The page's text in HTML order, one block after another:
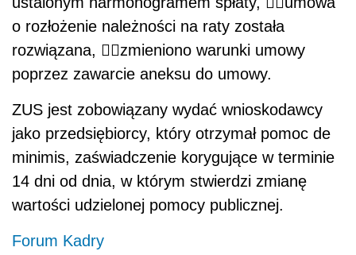
o rozłożenie należności na raty została
rozwiązana, zmieniono warunki umowy
poprzez zawarcie aneksu do umowy.
ZUS jest zobowiązany wydać wnioskodawcy
jako przedsiębiorcy, który otrzymał pomoc de
minimis, zaświadczenie korygujące w terminie
14 dni od dnia, w którym stwierdzi zmianę
wartości udzielonej pomocy publicznej.
Forum Kadry